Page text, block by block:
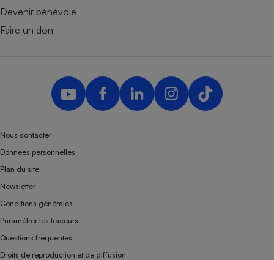
Devenir bénévole
Faire un don
Nous contacter
Données personnelles
Plan du site
Newsletter
Conditions générales
Paramétrer les traceurs
Questions fréquentes
Droits de reproduction et de diffusion